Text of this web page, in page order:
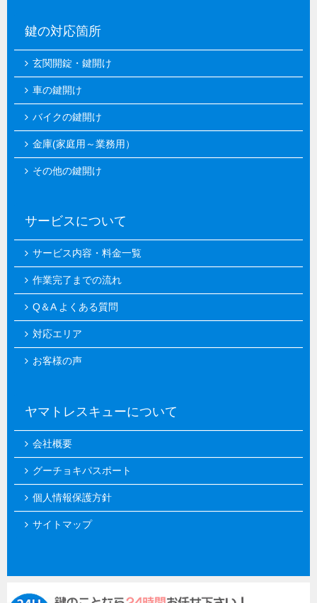
鍵の対応箇所
玄関開錠・鍵開け
車の鍵開け
バイクの鍵開け
金庫(家庭用～業務用）
その他の鍵開け
サービスについて
サービス内容・料金一覧
作業完了までの流れ
Q＆A よくある質問
対応エリア
お客様の声
ヤマトレスキューについて
会社概要
グーチョキパスポート
個人情報保護方針
サイトマップ